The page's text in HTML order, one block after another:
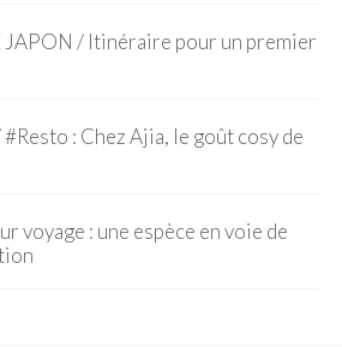
JAPON / Itinéraire pour un premier
#Resto : Chez Ajia, le goût cosy de
voyage : une espèce en voie de